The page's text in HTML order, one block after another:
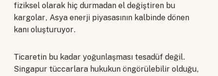
fiziksel olarak hiç durmadan el değiştiren bu
kargolar, Asya enerji piyasasının kalbinde dönen
kanı oluşturuyor.
Ticaretin bu kadar yoğunlaşması tesadüf değil.
Singapur tüccarlara hukukun öngörülebilir olduğu,